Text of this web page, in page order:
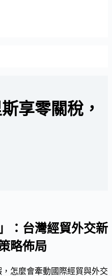
享零關稅，
：台灣經貿外交新
略佈局
怎麼會牽動國際經貿與外交